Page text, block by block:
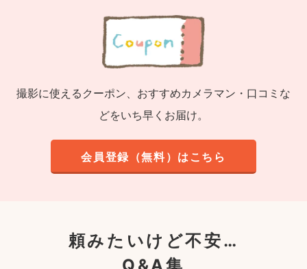
撮影に使えるクーポン、おすすめカメラマン・口コミな
どをいち早くお届け。
会員登録（無料）はこちら
頼みたいけど不安…
Q&A集